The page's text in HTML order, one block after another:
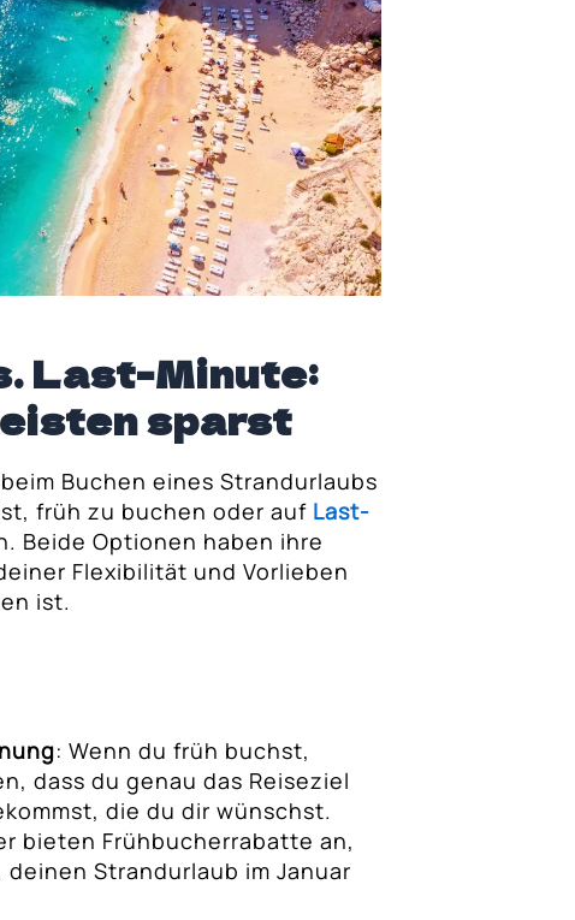
Last-Minute:
sparst
Buchen eines Strandurlaubs
früh zu buchen oder auf Last-
Beide Optionen haben ihre
Flexibilität und Vorlieben
ist.
: Wenn du früh buchst,
dass du genau das Reiseziel
die du dir wünschst.
bieten Frühbucherrabatte an,
Strandurlaub im Januar